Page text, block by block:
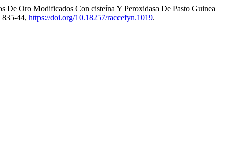
De Oro Modificados Con cisteína Y Peroxidasa De Pasto Guinea
44, https://doi.org/10.18257/raccefyn.1019.